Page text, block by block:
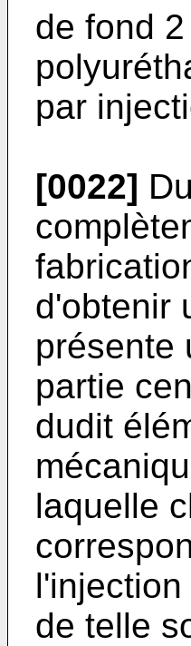
de fond
par
[0022]
d'obtenir
présente
partie
dudit
laquelle
de telle